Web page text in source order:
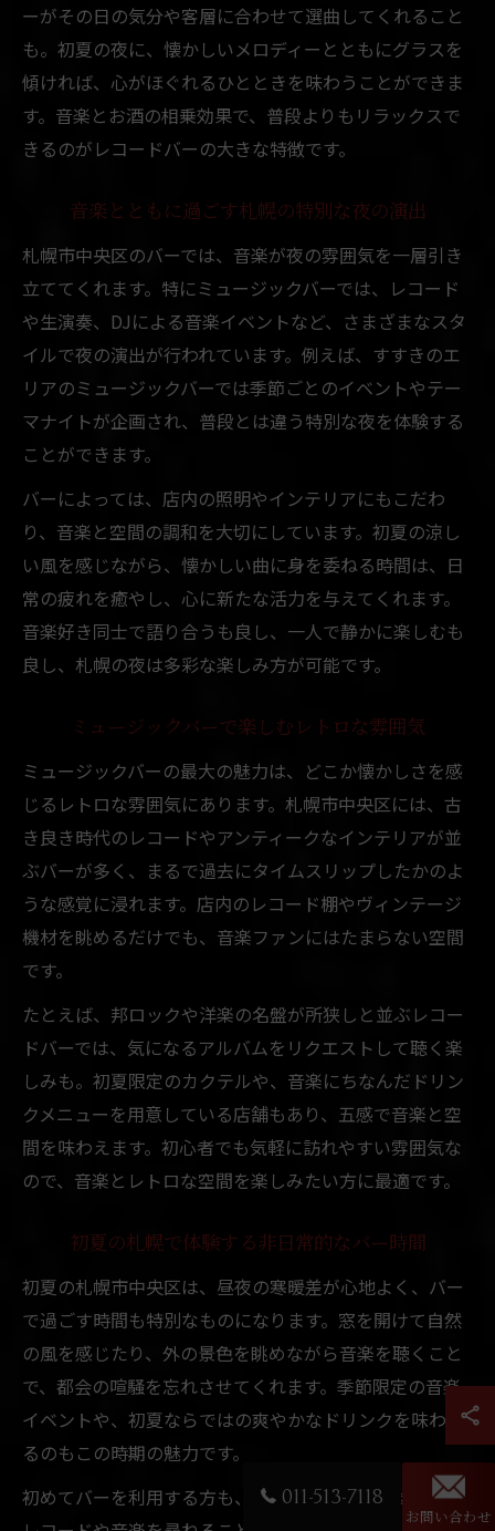
ーがその日の気分や客層に合わせて選曲してくれること
も。初夏の夜に、懐かしいメロディーとともにグラスを
傾ければ、心がほぐれるひとときを味わうことができま
す。音楽とお酒の相乗効果で、普段よりもリラックスで
きるのがレコードバーの大きな特徴です。
音楽とともに過ごす札幌の特別な夜の演出
札幌市中央区のバーでは、音楽が夜の雰囲気を一層引き
立ててくれます。特にミュージックバーでは、レコード
や生演奏、DJによる音楽イベントなど、さまざまなスタ
イルで夜の演出が行われています。例えば、すすきのエ
リアのミュージックバーでは季節ごとのイベントやテー
マナイトが企画され、普段とは違う特別な夜を体験する
ことができます。
バーによっては、店内の照明やインテリアにもこだわ
り、音楽と空間の調和を大切にしています。初夏の涼し
い風を感じながら、懐かしい曲に身を委ねる時間は、日
常の疲れを癒やし、心に新たな活力を与えてくれます。
音楽好き同士で語り合うも良し、一人で静かに楽しむも
良し、札幌の夜は多彩な楽しみ方が可能です。
ミュージックバーで楽しむレトロな雰囲気
ミュージックバーの最大の魅力は、どこか懐かしさを感
じるレトロな雰囲気にあります。札幌市中央区には、古
き良き時代のレコードやアンティークなインテリアが並
ぶバーが多く、まるで過去にタイムスリップしたかのよ
うな感覚に浸れます。店内のレコード棚やヴィンテージ
機材を眺めるだけでも、音楽ファンにはたまらない空間
です。
たとえば、邦ロックや洋楽の名盤が所狭しと並ぶレコー
ドバーでは、気になるアルバムをリクエストして聴く楽
しみも。初夏限定のカクテルや、音楽にちなんだドリン
クメニューを用意している店舗もあり、五感で音楽と空
間を味わえます。初心者でも気軽に訪れやすい雰囲気な
ので、音楽とレトロな空間を楽しみたい方に最適です。
初夏の札幌で体験する非日常的なバー時間
初夏の札幌市中央区は、昼夜の寒暖差が心地よく、バー
で過ごす時間も特別なものになります。窓を開けて自然
の風を感じたり、外の景色を眺めながら音楽を聴くこと
で、都会の喧騒を忘れさせてくれます。季節限定の音楽
イベントや、初夏ならではの爽やかなドリンクを味わえ
るのもこの時期の魅力です。
初めてバーを利用する方も、バーテンダーにおすすめの
011-513-7118
お問い合わせ